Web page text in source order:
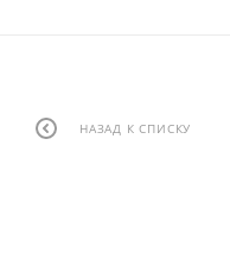
НАЗАД К СПИСКУ